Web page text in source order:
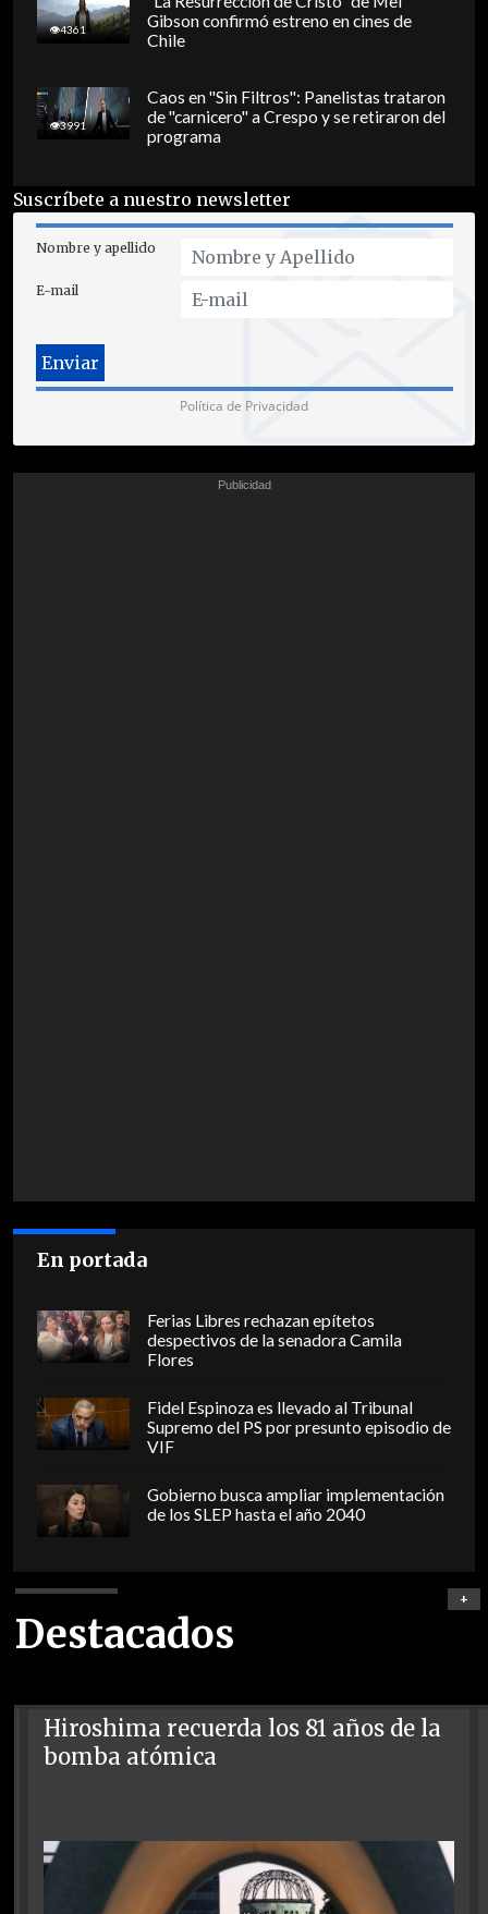
4361
Gibson confirmó estreno en cines de
Chile
3991
Caos en "Sin Filtros": Panelistas trataron
de "carnicero" a Crespo y se retiraron del
programa
Suscríbete a nuestro newsletter
Nombre y apellido
E-mail
Política de Privacidad
En portada
Ferias Libres rechazan epítetos
despectivos de la senadora Camila
Flores
Fidel Espinoza es llevado al Tribunal
Supremo del PS por presunto episodio de
VIF
Gobierno busca ampliar implementación
de los SLEP hasta el año 2040
Destacados
+
Hiroshima recuerda los 81 años de la
bomba atómica